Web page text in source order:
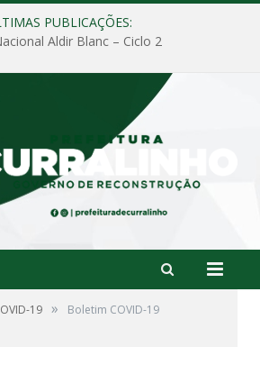
PUBLICAÇÕES:
Aldir Blanc – Ciclo 2
19 »
Boletim COVID-19